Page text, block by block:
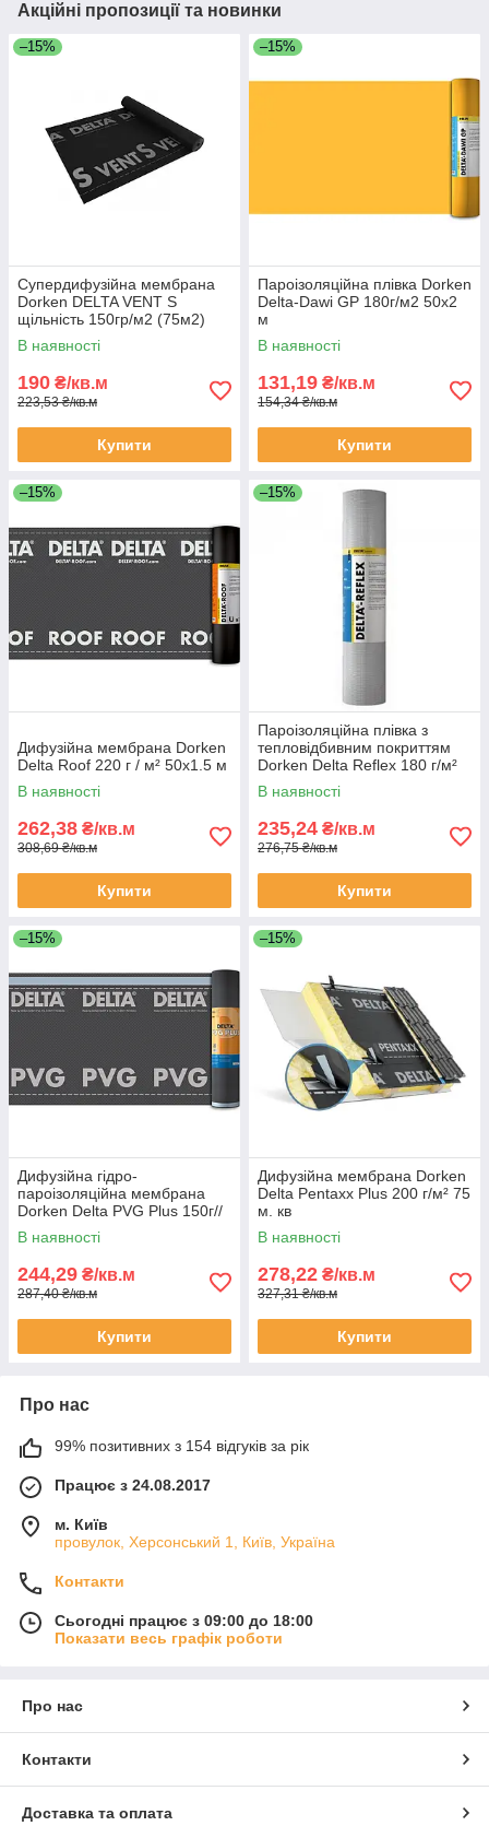
Акційні пропозиції та новинки
–15%
Супердифузійна мембрана
Dorken DELTA VENT S
щільність 150гр/м2 (75м2)
В наявності
190 ₴/кв.м
223,53 ₴/кв.м
Купити
–15%
Пароізоляційна плівка Dorken
Delta-Dawi GP 180г/м2 50х2
м
В наявності
131,19 ₴/кв.м
154,34 ₴/кв.м
Купити
–15%
Дифузійна мембрана Dorken
Delta Roof 220 г / м² 50х1.5 м
В наявності
262,38 ₴/кв.м
308,69 ₴/кв.м
Купити
–15%
Пароізоляційна плівка з
тепловідбивним покриттям
Dorken Delta Reflex 180 г/м²
50х1.5м
В наявності
235,24 ₴/кв.м
276,75 ₴/кв.м
Купити
–15%
Дифузійна гідро-
пароізоляційна мембрана
Dorken Delta PVG Plus 150г//
м² 50х1.5м
В наявності
244,29 ₴/кв.м
287,40 ₴/кв.м
Купити
–15%
Дифузійна мембрана Dorken
Delta Pentaxx Plus 200 г/м² 75
м. кв
В наявності
278,22 ₴/кв.м
327,31 ₴/кв.м
Купити
Про нас
99% позитивних з 154 відгуків за рік
Працює з 24.08.2017
м. Київ
провулок, Херсонський 1, Київ, Україна
Контакти
Сьогодні працює з 09:00 до 18:00
Показати весь графік роботи
Про нас
Контакти
Доставка та оплата